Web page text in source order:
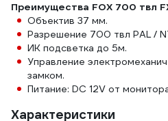
Преимущества FOX 700 твл
Объектив 37 мм.
Разрешение 700 твл PAL /
ИК подсветка до 5м.
Управление
замком.
Питание: DC 12V от
Характеристики